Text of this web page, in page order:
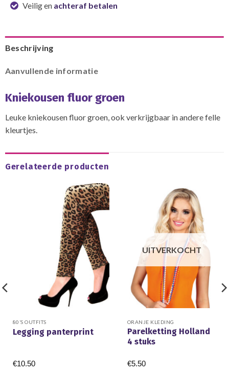
Veilig en achteraf betalen
Beschrijving
Aanvullende informatie
Kniekousen fluor groen
Leuke kniekousen fluor groen, ook verkrijgbaar in andere felle
kleurtjes.
Gerelateerde producten
80’S OUTFITS
Legging panterprint
€10.50
UITVERKOCHT
ORANJE KLEDING
Parelketting Holland
4 stuks
€5.50